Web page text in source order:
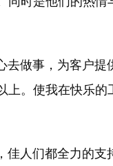
做事，为客户提
上。使我在快乐的
人们都全力的支